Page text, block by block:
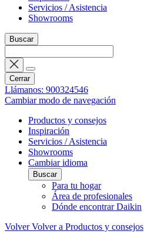
Servicios / Asistencia
Showrooms
Buscar
Cerrar
Llámanos: 900324546
Cambiar modo de navegación
Productos y consejos
Inspiración
Servicios / Asistencia
Showrooms
Cambiar idioma
Buscar
Para tu hogar
Área de profesionales
Dónde encontrar Daikin
Volver Volver a Productos y consejos